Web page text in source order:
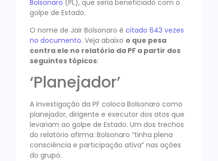
Bolsonaro (PL), que seria beneficiado com o
golpe de Estado.
O nome de Jair Bolsonaro é citado 643 vezes
no documento. Veja abaixo o que pesa
contra ele no relatório da PF a partir dos
seguintes tópicos:
‘Planejador’
A investigação da PF coloca Bolsonaro como
planejador, dirigente e executor dos atos que
levariam ao golpe de Estado. Um dos trechos
do relatório afirma: Bolsonaro “tinha plena
consciência e participação ativa” nas ações
do grupo.